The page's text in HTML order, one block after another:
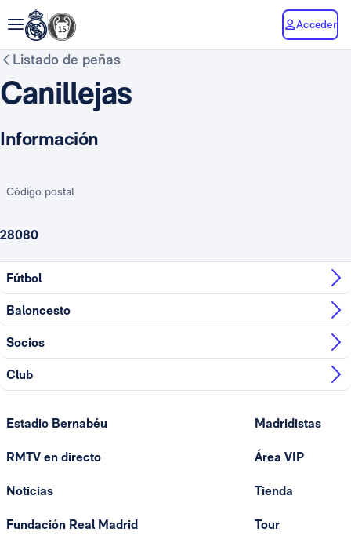
Acceder
Listado de peñas
Canillejas
Información
Código postal
28080
Fútbol
Baloncesto
Socios
Club
Estadio Bernabéu
RMTV en directo
Noticias
Fundación Real Madrid
Madridistas
Área VIP
Tienda
Tour